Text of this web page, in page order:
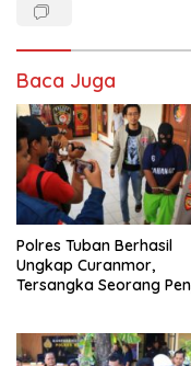
Baca Juga
Polres Tuban Berhasil
Ungkap Curanmor,
Tersangka Seorang